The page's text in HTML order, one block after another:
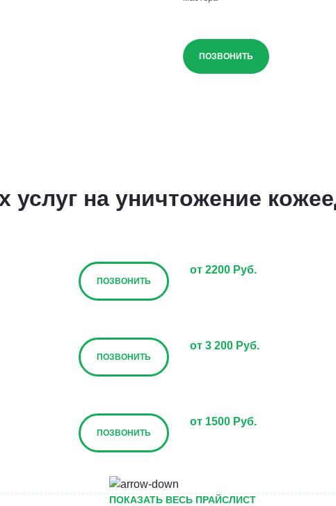
ПОЗВОНИТЬ
услуг на уничтожение
ПОЗВОНИТЬ
от 2200 Руб.
ПОЗВОНИТЬ
от 3 200 Руб.
ПОЗВОНИТЬ
от 1500 Руб.
от 5000 руб.
ПОКАЗАТЬ ВЕСЬ ПРАЙСЛИСТ